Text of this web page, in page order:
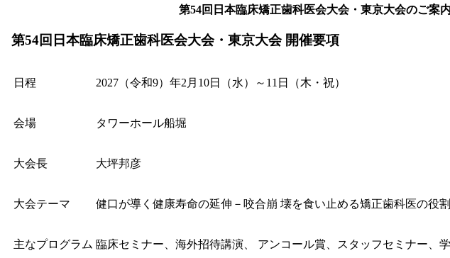
第54回日本臨床矯正歯科医会大会・東京大会のご案内
第54回日本臨床矯正歯科医会大会・東京大会 開催要項
日程 2027（令和9）年2月10日（水）～11日（木・祝）
会場 タワーホール船堀
大会長 大坪邦彦
大会テーマ 健口が導く健康寿命の延伸－咬合崩 壊を食い止める矯正歯科医の役割
主なプログラム 臨床セミナー、海外招待講演、 アンコール賞、スタッフセミナー、